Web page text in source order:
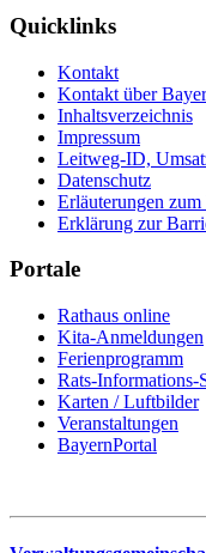
Quicklinks
Kontakt
Kontakt über
Inhaltsverzeichnis
Impressum
Leitweg-ID,
Datenschutz
Erläuterungen zum
Erklärung zur
Portale
Rathaus online
Kita-Anmeldungen
Ferienprogramm
Rats-Informations-
Karten / Luftbilder
Veranstaltungen
BayernPortal